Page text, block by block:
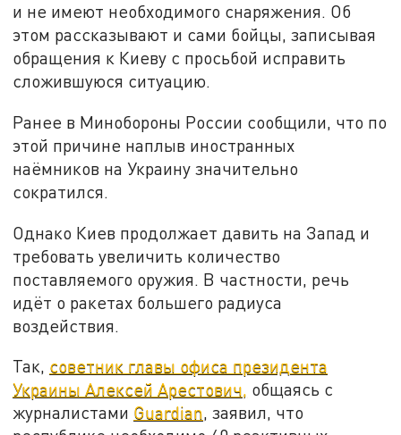
и не имеют необходимого снаряжения. Об
этом рассказывают и сами бойцы, записывая
обращения к Киеву с просьбой исправить
сложившуюся ситуацию.
Ранее в Минобороны России сообщили, что по
этой причине наплыв иностранных
наёмников на Украину значительно
сократился.
Однако Киев продолжает давить на Запад и
требовать увеличить количество
поставляемого оружия. В частности, речь
идёт о ракетах большего радиуса
воздействия.
Так, советник главы офиса президента
Украины Алексей Арестович, общаясь с
журналистами Guardian, заявил, что